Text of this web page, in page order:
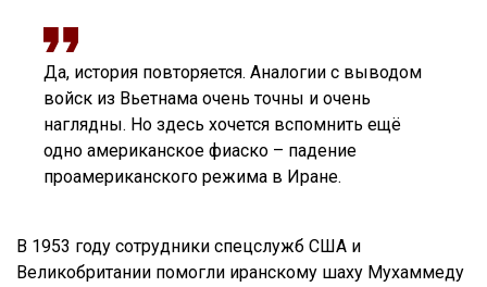
Да, история повторяется. Аналогии с выводом
войск из Вьетнама очень точны и очень
наглядны. Но здесь хочется вспомнить ещё
одно американское фиаско – падение
проамериканского режима в Иране.
В 1953 году сотрудники спецслужб США и
Великобритании помогли иранскому шаху Мухаммеду